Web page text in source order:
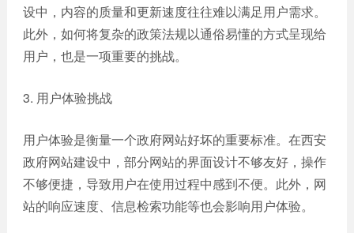
设中，内容的质量和更新速度往往难以满足用户需求。
此外，如何将复杂的政策法规以通俗易懂的方式呈现给
用户，也是一项重要的挑战。
3. 用户体验挑战
用户体验是衡量一个政府网站好坏的重要标准。在西安
政府网站建设中，部分网站的界面设计不够友好，操作
不够便捷，导致用户在使用过程中感到不便。此外，网
站的响应速度、信息检索功能等也会影响用户体验。